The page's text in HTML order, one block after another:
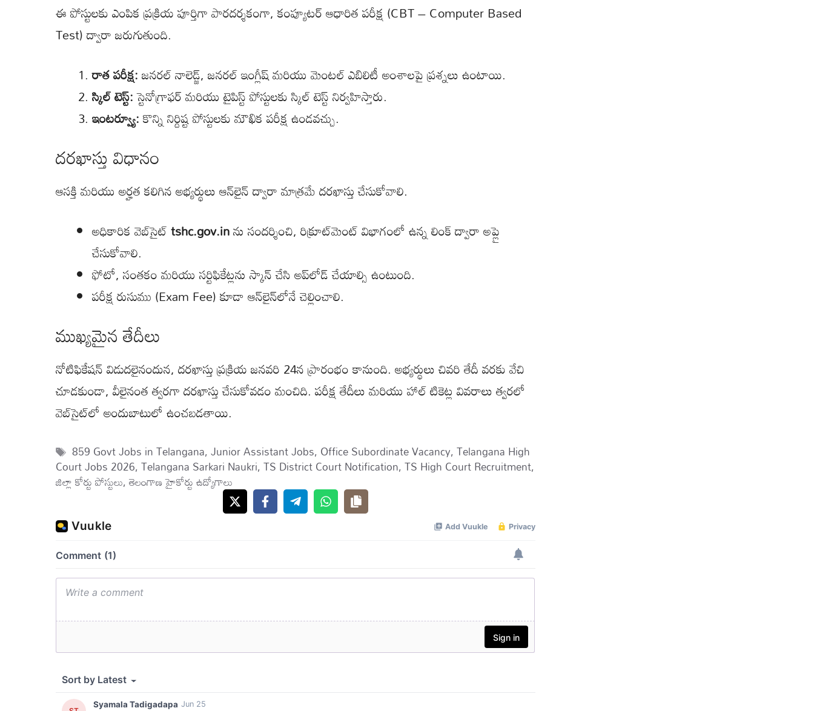
ఈ పోస్టులకు ఎంపిక ప్రక్రియ పూర్తిగా పారదర్శకంగా, కంప్యూటర్ ఆధారిత పరీక్ష (CBT – Computer Based
Test) ద్వారా జరుగుతుంది.
రాత పరీక్ష:జనరల్ నాలెడ్జ్, జనరల్ ఇంగ్లీష్ మరియు మెంటల్ ఎబిలిటీ అంశాలపై ప్రశ్నలు ఉంటాయి.
స్కిల్ టెస్ట్:స్టెనోగ్రాఫర్ మరియు టైపిస్ట్ పోస్టులకు స్కిల్ టెస్ట్ నిర్వహిస్తారు.
ఇంటర్వ్యూ:కొన్ని నిర్దిష్ట పోస్టులకు మౌఖిక పరీక్ష ఉండవచ్చు.
దరఖాస్తు విధానం
ఆసక్తి మరియు అర్హత కలిగిన అభ్యర్థులు ఆన్‌లైన్ ద్వారా మాత్రమే దరఖాస్తు చేసుకోవాలి.
అధికారిక వెబ్‌సైట్tshc.gov.inను సందర్శించి, రిక్రూట్‌మెంట్ విభాగంలో ఉన్న లింక్ ద్వారా అప్లై
చేసుకోవాలి.
ఫోటో, సంతకం మరియు సర్టిఫికేట్లను స్కాన్ చేసి అప్‌లోడ్ చేయాల్సి ఉంటుంది.
పరీక్ష రుసుము (Exam Fee) కూడా ఆన్‌లైన్‌లోనే చెల్లించాలి.
ముఖ్యమైన తేదీలు
నోటిఫికేషన్ విడుదలైనందున, దరఖాస్తు ప్రక్రియ జనవరి 24న ప్రారంభం కానుంది. అభ్యర్థులు చివరి తేదీ వరకు వేచి
చూడకుండా, వీలైనంత త్వరగా దరఖాస్తు చేసుకోవడం మంచిది. పరీక్ష తేదీలు మరియు హాల్ టికెట్ల వివరాలు త్వరలో
వెబ్‌సైట్‌లో అందుబాటులో ఉంచబడతాయి.
Tags
859 Govt Jobs in Telangana,Junior Assistant Jobs, Office Subordinate Vacancy,Telangana High
Court Jobs 2026,Telangana Sarkari Naukri,TS District Court Notification,TS High Court Recruitment,
జిల్లా కోర్టు పోస్టులు,తెలంగాణ హైకోర్టు ఉద్యోగాలు